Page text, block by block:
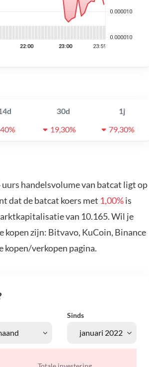
30d
1j
19,30% 79,30%
uurs handelsvolume van batcat ligt op
dat de batcat koers met 1,00%is
van 10.165. Wil je
kopen zijn: Bitvavo, KuCoin, Binance
kopen/verkopen pagina.
Sinds